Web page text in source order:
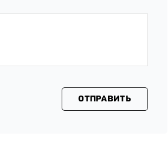
ОТПРАВИТЬ